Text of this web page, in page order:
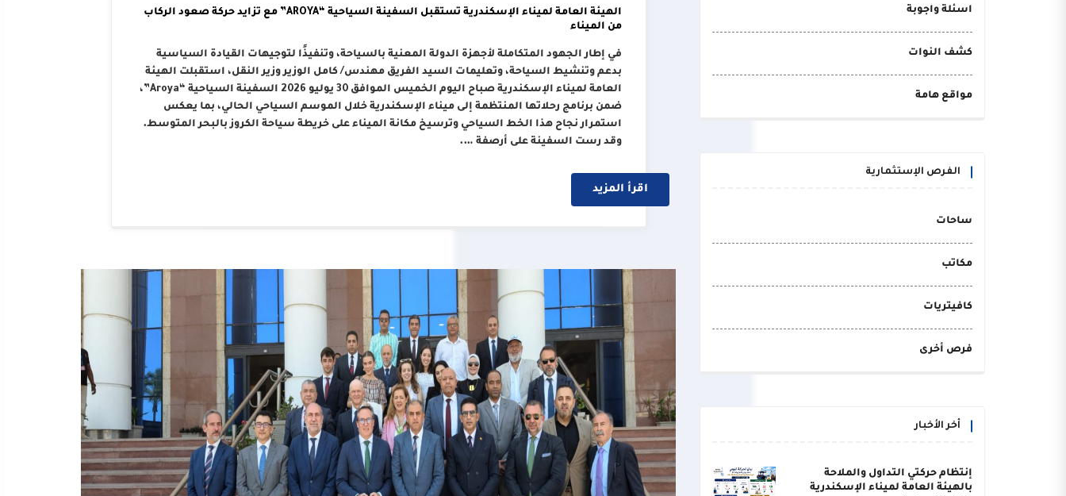
اسئلة واجوبة
كشف النوات
مواقع هامة
الفرص الإستثمارية
ساحات
مكاتب
كافيتريات
فرص أخرى
أخر الأخبار
إنتظام حركتي التداول والملاحة
بالهيئة العامة لميناء الإسكندرية
الهيئة العامة لميناء الإسكندرية تستقبل السفينة السياحية “AROYA” مع تزايد حركة صعود الركاب
من الميناء
في إطار الجهود المتكاملة لأجهزة الدولة المعنية بالسياحة، وتنفيذًا لتوجيهات القيادة السياسية
بدعم وتنشيط السياحة، وتعليمات السيد الفريق مهندس/ كامل الوزير وزير النقل، استقبلت الهيئة
العامة لميناء الإسكندرية صباح اليوم الخميس الموافق 30 يوليو 2026 السفينة السياحية “Aroya”،
ضمن برنامج رحلاتها المنتظمة إلى ميناء الإسكندرية خلال الموسم السياحي الحالي، بما يعكس
استمرار نجاح هذا الخط السياحي وترسيخ مكانة الميناء على خريطة سياحة الكروز بالبحر المتوسط.
وقد رست السفينة على أرصفة ….
اقرأ المزيد